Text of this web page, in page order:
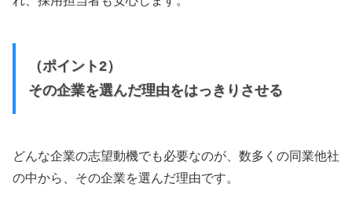
（ポイント2）
その企業を選んだ理由をはっきりさせる
どんな企業の志望動機でも必要なのが、数多くの同業他社
の中から、その企業を選んだ理由です。